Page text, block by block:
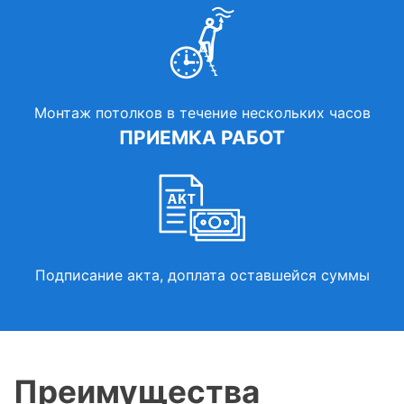
Монтаж потолков в течение нескольких часов
ПРИЕМКА РАБОТ
Подписание акта, доплата оставшейся суммы
Преимущества